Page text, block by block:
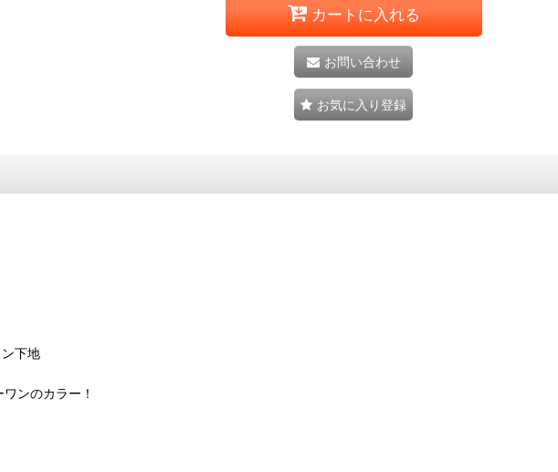
カートに入れる
お問い合わせ
お気に入り登録
下地
ンのカラー！